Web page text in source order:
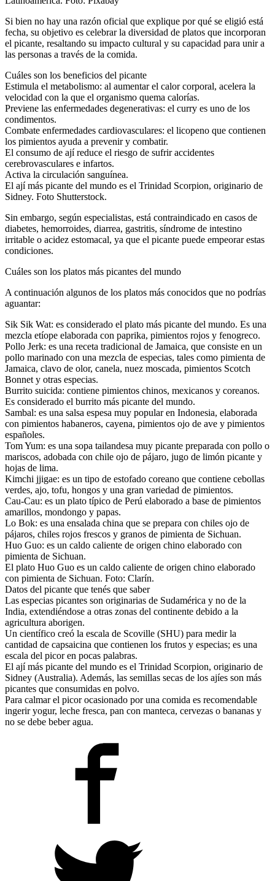
Si bien no hay una razón oficial que explique por qué se eligió está
fecha, su objetivo es celebrar la diversidad de platos que incorporan
el picante, resaltando su impacto cultural y su capacidad para unir a
las personas a través de la comida.
Cuáles son los beneficios del picante
Estimula el metabolismo: al aumentar el calor corporal, acelera la
velocidad con la que el organismo quema calorías.
Previene las enfermedades degenerativas: el curry es uno de los
condimentos.
Combate enfermedades cardiovasculares: el licopeno que contienen
los pimientos ayuda a prevenir y combatir.
El consumo de ají reduce el riesgo de sufrir accidentes
cerebrovasculares e infartos.
Activa la circulación sanguínea.
El ají más picante del mundo es el Trinidad Scorpion, originario de
Sidney. Foto Shutterstock.
Sin embargo, según especialistas, está contraindicado en casos de
diabetes, hemorroides, diarrea, gastritis, síndrome de intestino
irritable o acidez estomacal, ya que el picante puede empeorar estas
condiciones.
Cuáles son los platos más picantes del mundo
A continuación algunos de los platos más conocidos que no podrías
aguantar:
Sik Sik Wat: es considerado el plato más picante del mundo. Es una
mezcla etíope elaborada con paprika, pimientos rojos y fenogreco.
Pollo Jerk: es una receta tradicional de Jamaica, que consiste en un
pollo marinado con una mezcla de especias, tales como pimienta de
Jamaica, clavo de olor, canela, nuez moscada, pimientos Scotch
Bonnet y otras especias.
Burrito suicida: contiene pimientos chinos, mexicanos y coreanos.
Es considerado el burrito más picante del mundo.
Sambal: es una salsa espesa muy popular en Indonesia, elaborada
con pimientos habaneros, cayena, pimientos ojo de ave y pimientos
españoles.
Tom Yum: es una sopa tailandesa muy picante preparada con pollo o
mariscos, adobada con chile ojo de pájaro, jugo de limón picante y
hojas de lima.
Kimchi jjigae: es un tipo de estofado coreano que contiene cebollas
verdes, ajo, tofu, hongos y una gran variedad de pimientos.
Cau-Cau: es un plato típico de Perú elaborado a base de pimientos
amarillos, mondongo y papas.
Lo Bok: es una ensalada china que se prepara con chiles ojo de
pájaros, chiles rojos frescos y granos de pimienta de Sichuan.
Huo Guo: es un caldo caliente de origen chino elaborado con
pimienta de Sichuan.
El plato Huo Guo es un caldo caliente de origen chino elaborado
con pimienta de Sichuan. Foto: Clarín.
Datos del picante que tenés que saber
Las especias picantes son originarias de Sudamérica y no de la
India, extendiéndose a otras zonas del continente debido a la
agricultura aborigen.
Un científico creó la escala de Scoville (SHU) para medir la
cantidad de capsaicina que contienen los frutos y especias; es una
escala del picor en pocas palabras.
El ají más picante del mundo es el Trinidad Scorpion, originario de
Sidney (Australia). Además, las semillas secas de los ajíes son más
picantes que consumidas en polvo.
Para calmar el picor ocasionado por una comida es recomendable
ingerir yogur, leche fresca, pan con manteca, cervezas o bananas y
no se debe beber agua.